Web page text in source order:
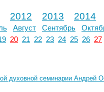
2012 2013 2014
Август Сентябрь
20 21 22 23 24 25 26 27
духовной семинарии Андрей